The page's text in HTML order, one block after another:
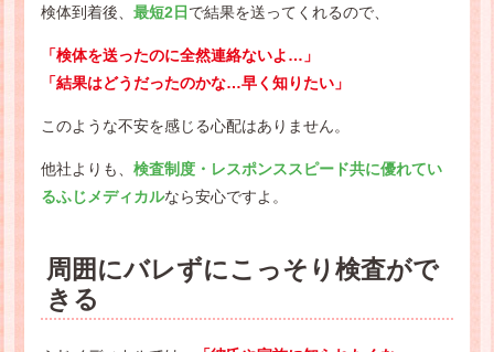
検体到着後、 最短2日 で結果を送ってくれるので、
「検体を送ったのに全然連絡ないよ…」
「結果はどうだったのかな…早く知りたい」
このような不安を感じる心配はありません。
他社よりも、 検査制度・レスポンススピード共に優れてい
るふじメディカルなら安心ですよ。
周囲にバレずにこっそり検査がで
きる